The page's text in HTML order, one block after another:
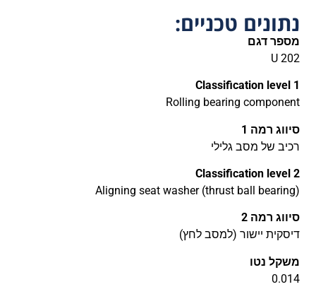
נתונים טכניים:
מספר דגם
U 202
Classification level 1
Rolling bearing component
סיווג רמה 1
רכיב של מסב גלילי
Classification level 2
Aligning seat washer (thrust ball bearing)
סיווג רמה 2
דיסקית יישור (למסב לחץ)
משקל נטו
0.014